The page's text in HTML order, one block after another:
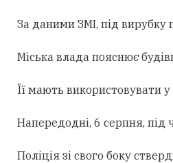
За даними ЗМІ, під вирубку
Міська влада пояснює
Її мають використовувати
Напередодні, 6 серпня, під
Поліція зі свого боку